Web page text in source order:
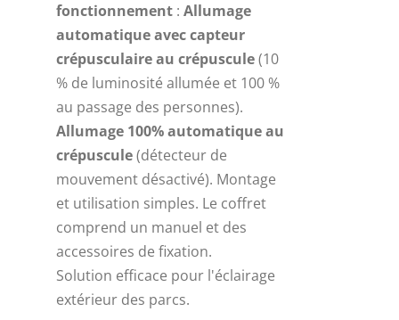
fonctionnement :Allumage
automatique avec capteur
crépusculaire au crépuscule(10
% de luminosité allumée et 100 %
au passage des personnes).
Allumage 100% automatique au
crépuscule(détecteur de
mouvement désactivé). Montage
et utilisation simples. Le coffret
comprend un manuel et des
accessoires de fixation.
Solution efficace pour l'éclairage
extérieur des parcs.